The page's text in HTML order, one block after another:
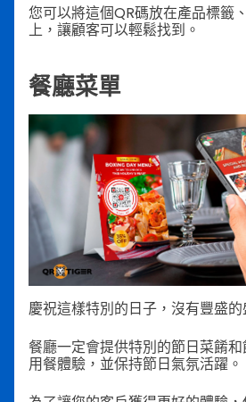
您可以將這個QR碼放在產品標籤
上，讓顧客可以輕鬆找到。
餐廳菜單
慶祝這樣特別的日子，沒有豐盛的
餐廳一定會提供特別的節日菜餚
用餐體驗，並保持節日氣氛活躍。